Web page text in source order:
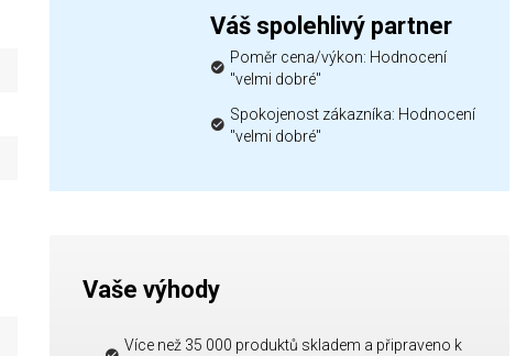
Váš spolehlivý partner
Poměr cena/výkon: Hodnocení
"velmi dobré"
Spokojenost zákazníka: Hodnocení
"velmi dobré"
Vaše výhody
Více než 35 000 produktů skladem a připraveno k